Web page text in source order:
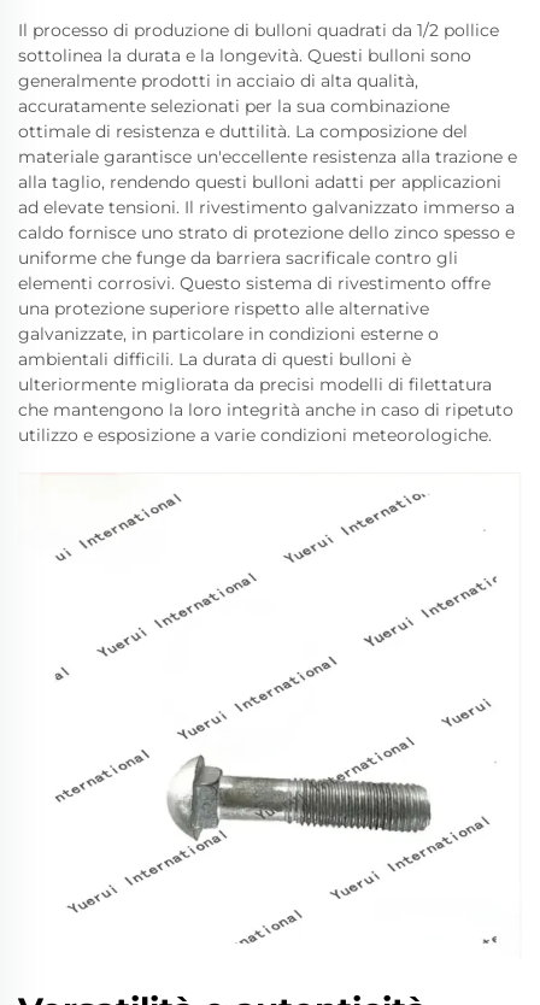
Il processo di produzione di bulloni quadrati da 1/2 pollice
sottolinea la durata e la longevità. Questi bulloni sono
generalmente prodotti in acciaio di alta qualità,
accuratamente selezionati per la sua combinazione
ottimale di resistenza e duttilità. La composizione del
materiale garantisce un'eccellente resistenza alla trazione e
alla taglio, rendendo questi bulloni adatti per applicazioni
ad elevate tensioni. Il rivestimento galvanizzato immerso a
caldo fornisce uno strato di protezione dello zinco spesso e
uniforme che funge da barriera sacrificale contro gli
elementi corrosivi. Questo sistema di rivestimento offre
una protezione superiore rispetto alle alternative
galvanizzate, in particolare in condizioni esterne o
ambientali difficili. La durata di questi bulloni è
ulteriormente migliorata da precisi modelli di filettatura
che mantengono la loro integrità anche in caso di ripetuto
utilizzo e esposizione a varie condizioni meteorologiche.